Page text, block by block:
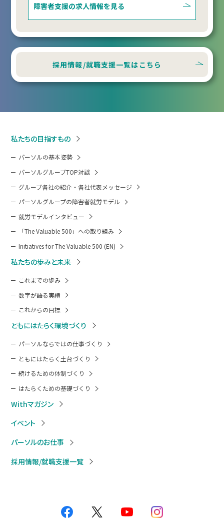
障害者支援の求人情報を見る
採用情報/就職支援一覧はこちら
私たちの目指すもの
パーソルの基本姿勢
パーソルグループTOP対談
グループ各社の紹介・各社代表メッセージ
パーソルグループの障害者就労モデル
就労モデルインタビュー
「The Valuable 500」への取り組み
Initiatives for The Valuable 500 (EN)
私たちの歩みと未来
これまでの歩み
数字が語る実績
これからの目標
ともにはたらく環境づくり
パーソルならではの仕事づくり
ともにはたらく土台づくり
続けるための体制づくり
はたらくための基礎づくり
Withマガジン
イベント
パーソルのお仕事
採用情報/就職支援一覧